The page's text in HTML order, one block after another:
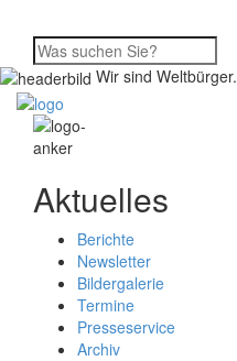
Wir sind Weltbürger.
Aktuelles
Berichte
Newsletter
Bildergalerie
Termine
Presseservice
Archiv